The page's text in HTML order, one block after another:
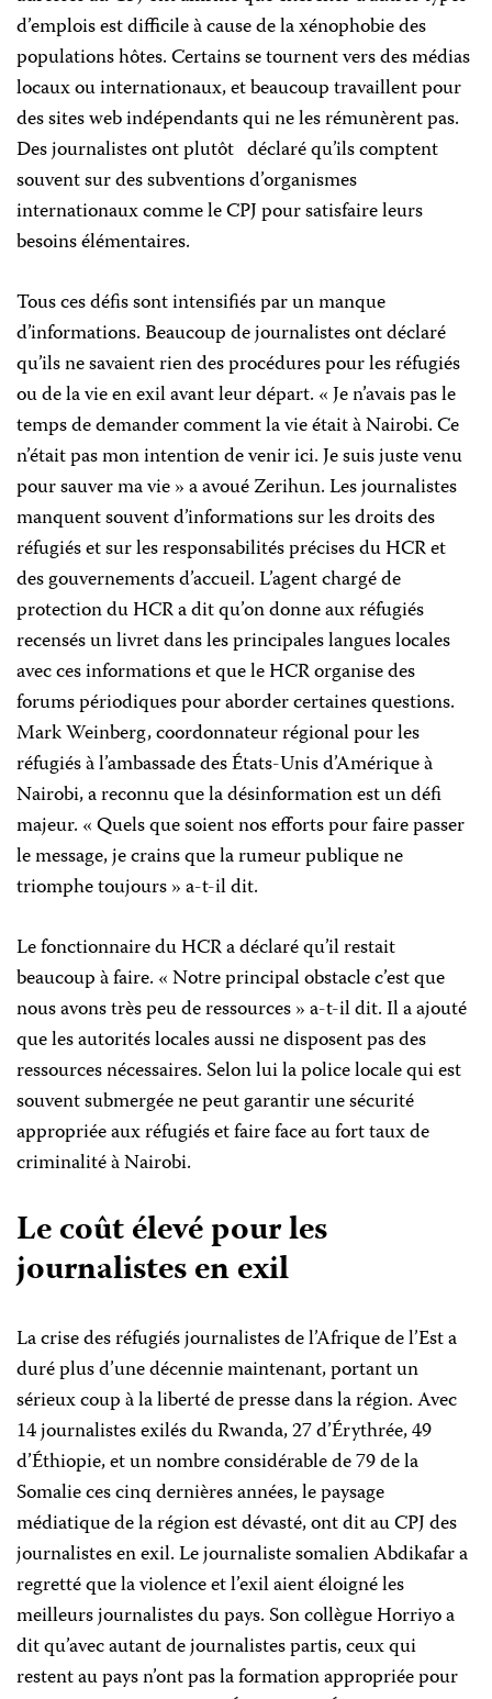
d’emplois est difficile à cause de la xénophobie des
populations hôtes. Certains se tournent vers des médias
locaux ou internationaux, et beaucoup travaillent pour
des sites web indépendants qui ne les rémunèrent pas.
Des journalistes ont plutôt déclaré qu’ils comptent
souvent sur des subventions d’organismes
internationaux comme le CPJ pour satisfaire leurs
besoins élémentaires.
Tous ces défis sont intensifiés par un manque
d’informations. Beaucoup de journalistes ont déclaré
qu’ils ne savaient rien des procédures pour les réfugiés
ou de la vie en exil avant leur départ. « Je n’avais pas le
temps de demander comment la vie était à Nairobi. Ce
n’était pas mon intention de venir ici. Je suis juste venu
pour sauver ma vie » a avoué Zerihun. Les journalistes
manquent souvent d’informations sur les droits des
réfugiés et sur les responsabilités précises du HCR et
des gouvernements d’accueil. L’agent chargé de
protection du HCR a dit qu’on donne aux réfugiés
recensés un livret dans les principales langues locales
avec ces informations et que le HCR organise des
forums périodiques pour aborder certaines questions.
Mark Weinberg, coordonnateur régional pour les
réfugiés à l’ambassade des États-Unis d’Amérique à
Nairobi, a reconnu que la désinformation est un défi
majeur. « Quels que soient nos efforts pour faire passer
le message, je crains que la rumeur publique ne
triomphe toujours » a-t-il dit.
Le fonctionnaire du HCR a déclaré qu’il restait
beaucoup à faire. « Notre principal obstacle c’est que
nous avons très peu de ressources » a-t-il dit. Il a ajouté
que les autorités locales aussi ne disposent pas des
ressources nécessaires. Selon lui la police locale qui est
souvent submergée ne peut garantir une sécurité
appropriée aux réfugiés et faire face au fort taux de
criminalité à Nairobi.
Le coût élevé pour les
journalistes en exil
La crise des réfugiés journalistes de l’Afrique de l’Est a
duré plus d’une décennie maintenant, portant un
sérieux coup à la liberté de presse dans la région. Avec
14 journalistes exilés du Rwanda, 27 d’Érythrée, 49
d’Éthiopie, et un nombre considérable de 79 de la
Somalie ces cinq dernières années, le paysage
médiatique de la région est dévasté, ont dit au CPJ des
journalistes en exil. Le journaliste somalien Abdikafar a
regretté que la violence et l’exil aient éloigné les
meilleurs journalistes du pays. Son collègue Horriyo a
dit qu’avec autant de journalistes partis, ceux qui
restent au pays n’ont pas la formation appropriée pour